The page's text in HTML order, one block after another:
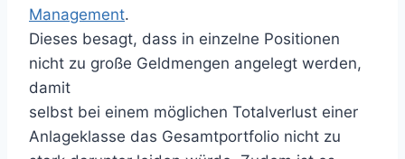
Management.
Dieses besagt, dass in einzelne Positionen
nicht zu große Geldmengen angelegt werden,
damit
selbst bei einem möglichen Totalverlust einer
Anlageklasse das Gesamtportfolio nicht zu